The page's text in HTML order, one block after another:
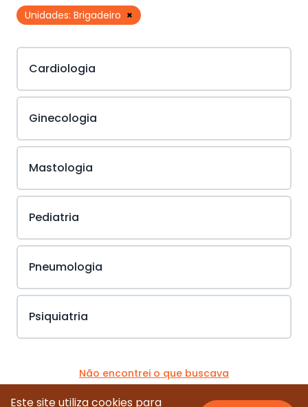
Unidades: Brigadeiro ×
Cardiologia
Ginecologia
Mastologia
Pediatria
Pneumologia
Psiquiatria
Não encontrei o que buscava
Este site utiliza cookies para